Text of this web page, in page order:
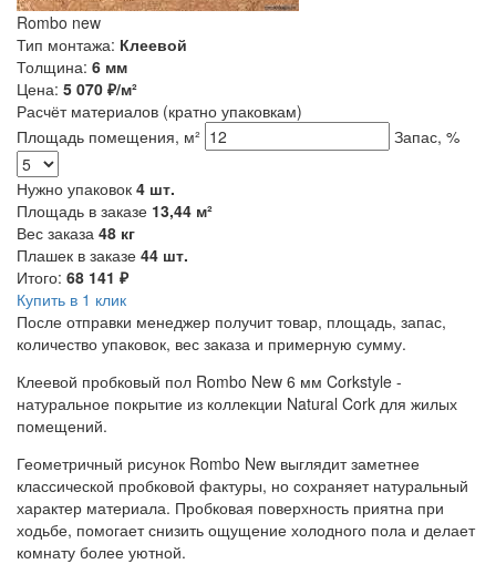
Rombo new
Тип монтажа: Клеевой
Толщина: 6 мм
Цена: 5 070 ₽/м²
Расчёт материалов (кратно упаковкам)
Площадь помещения, м²
Запас, %
Нужно упаковок 4 шт.
Площадь в заказе 13,44 м²
Вес заказа 48 кг
Плашек в заказе 44 шт.
Итого: 68 141 ₽
Купить в 1 клик
После отправки менеджер получит товар, площадь, запас,
количество упаковок, вес заказа и примерную сумму.
Клеевой пробковый пол Rombo New 6 мм Corkstyle -
натуральное покрытие из коллекции Natural Cork для жилых
помещений.
Геометричный рисунок Rombo New выглядит заметнее
классической пробковой фактуры, но сохраняет натуральный
характер материала. Пробковая поверхность приятна при
ходьбе, помогает снизить ощущение холодного пола и делает
комнату более уютной.